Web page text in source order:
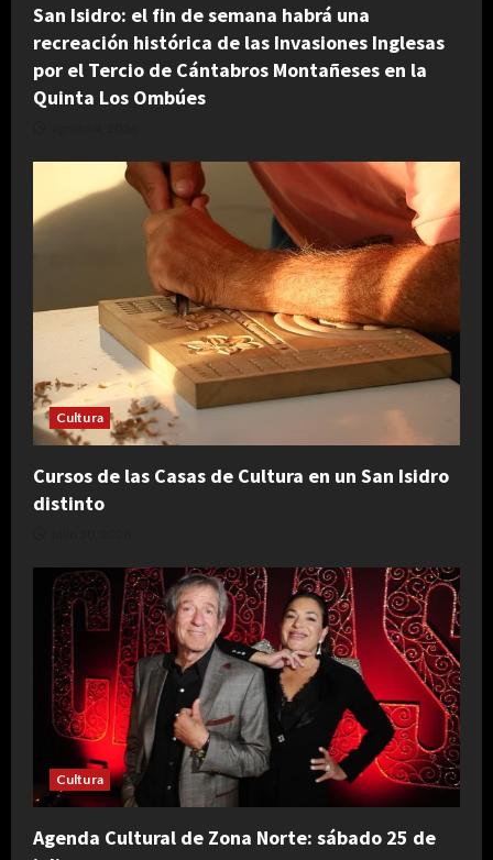
San Isidro: el fin de semana habrá una
recreación histórica de las Invasiones Inglesas
por el Tercio de Cántabros Montañeses en la
Quinta Los Ombúes
Cultura
Cursos de las Casas de Cultura en un San Isidro
distinto
Cultura
Agenda Cultural de Zona Norte: sábado 25 de